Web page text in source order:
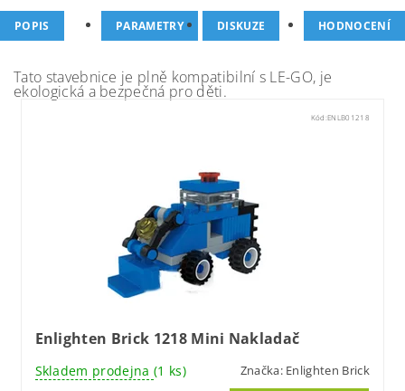
POPIS PARAMETRY DISKUZE HODNOCENÍ
Tato stavebnice je plně kompatibilní s LE-GO, je
ekologická a bezpečná pro děti.
Kód:ENLB01218
Enlighten Brick 1218 Mini Nakladač
Skladem prodejna (1 ks) Značka: Enlighten Brick